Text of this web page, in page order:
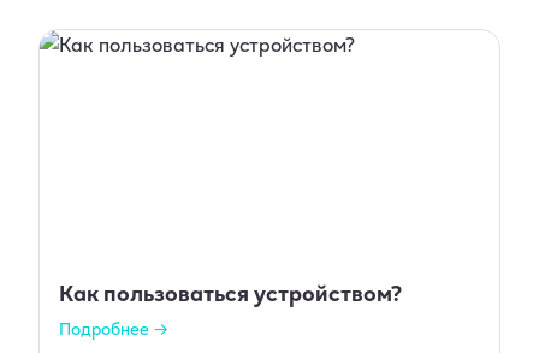
Как пользоваться устройством?
Подробнее →